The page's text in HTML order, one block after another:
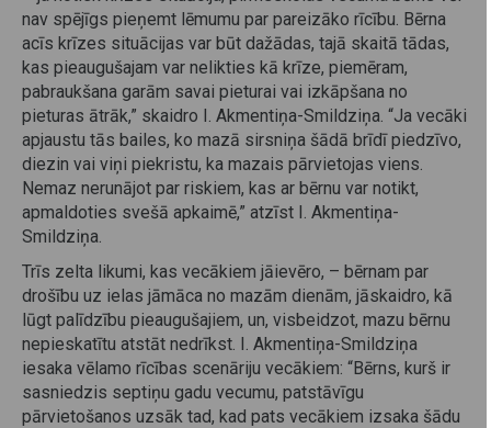
nav spējīgs pieņemt lēmumu par pareizāko rīcību. Bērna
acīs krīzes situācijas var būt dažādas, tajā skaitā tādas,
kas pieaugušajam var nelikties kā krīze, piemēram,
pabraukšana garām savai pieturai vai izkāpšana no
pieturas ātrāk,” skaidro I. Akmentiņa-Smildziņa. “Ja vecāki
apjaustu tās bailes, ko mazā sirsniņa šādā brīdī piedzīvo,
diezin vai viņi piekristu, ka mazais pārvietojas viens.
Nemaz nerunājot par riskiem, kas ar bērnu var notikt,
apmaldoties svešā apkaimē,” atzīst I. Akmentiņa-
Smildziņa.
Trīs zelta likumi, kas vecākiem jāievēro, – bērnam par
drošību uz ielas jāmāca no mazām dienām, jāskaidro, kā
lūgt palīdzību pieaugušajiem, un, visbeidzot, mazu bērnu
nepieskatītu atstāt nedrīkst. I. Akmentiņa-Smildziņa
iesaka vēlamo rīcības scenāriju vecākiem: “Bērns, kurš ir
sasniedzis septiņu gadu vecumu, patstāvīgu
pārvietošanos uzsāk tad, kad pats vecākiem izsaka šādu